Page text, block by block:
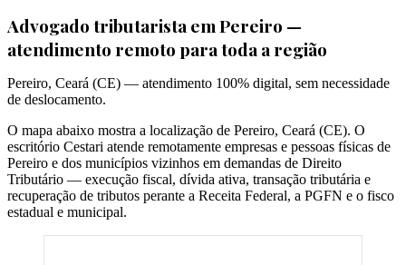
Advogado tributarista emPereiro —
atendimento remoto para toda a região
Pereiro, Ceará (CE) — atendimento 100% digital, sem necessidade
de deslocamento.
O mapa abaixo mostra a localização de Pereiro, Ceará (CE). O
escritório Cestari atende remotamente empresas e pessoas físicas de
Pereiro e dos municípios vizinhos em demandas de Direito
Tributário — execução fiscal, dívida ativa, transação tributária e
recuperação de tributos perante a Receita Federal, a PGFN e o fisco
estadual e municipal.